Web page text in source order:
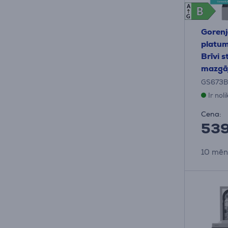
B
B
A
G
Brīvi
Ir
Cena:
10